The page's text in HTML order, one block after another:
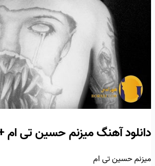
دانلود آهنگ میزنم حسین تی
میزنم حسین تی ام